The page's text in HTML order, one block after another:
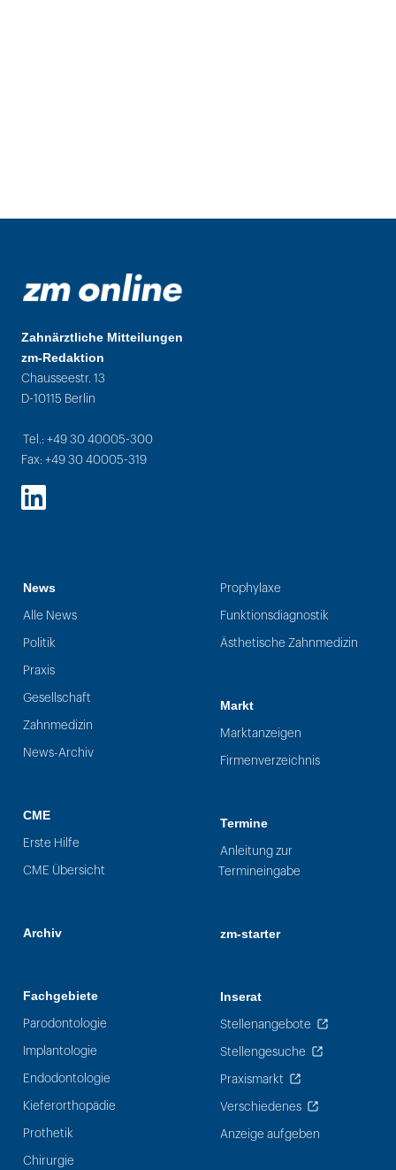
Zahnärztliche Mitteilungen
zm-Redaktion
Chausseestr. 13
D-10115 Berlin
Tel.: +49 30 40005-300
Fax: +49 30 40005-319
LinkedIn
News
Alle News
Politik
Praxis
Gesellschaft
Zahnmedizin
News-Archiv
CME
Erste Hilfe
CME Übersicht
Archiv
Fachgebiete
Parodontologie
Implantologie
Endodontologie
Kieferorthopädie
Prothetik
Chirurgie
Prophylaxe
Funktionsdiagnostik
Ästhetische Zahnmedizin
Markt
Marktanzeigen
Firmenverzeichnis
Termine
Anleitung zur
Termineingabe
zm-starter
Inserat
Stellenangebote
Stellengesuche
Praxismarkt
Verschiedenes
Anzeige aufgeben